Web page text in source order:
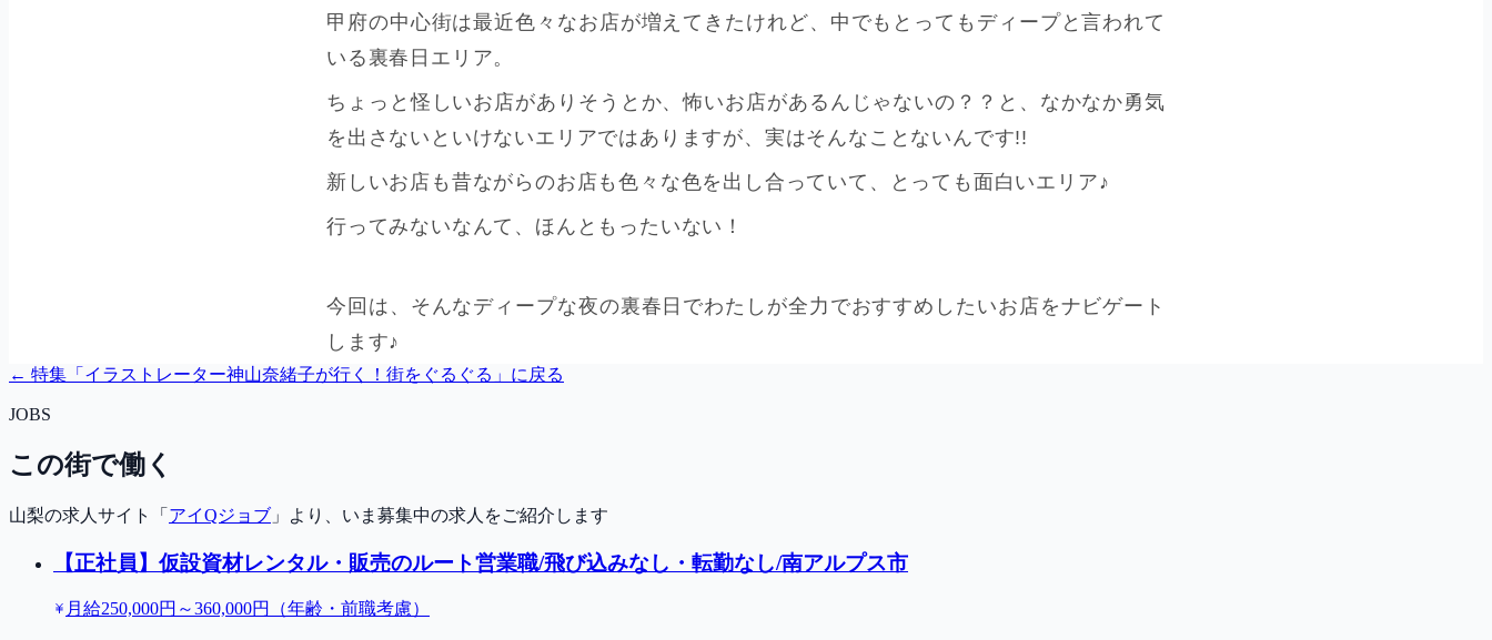
← 特集「 イラストレーター神山奈緒子が行く！街をぐるぐる 」に戻る
JOBS
この街で働く
山梨の求人サイト「 アイQジョブ 」より、いま募集中の求人をご紹介します
【正社員】仮設資材レンタル・販売のルート営業職/飛び込みなし・転勤なし/南アルプス市
月給250,000円～360,000円（年齢・前職考慮）